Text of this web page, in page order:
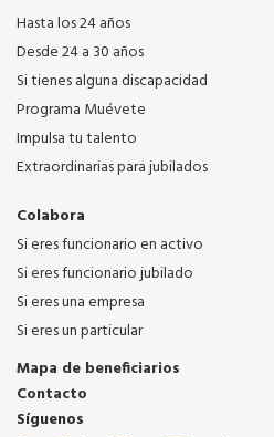
Hasta los 24 años
Desde 24 a 30 años
Si tienes alguna discapacidad
Programa Muévete
Impulsa tu talento
Extraordinarias para jubilados
Colabora
Si eres funcionario en activo
Si eres funcionario jubilado
Si eres una empresa
Si eres un particular
Mapa de beneficiarios
Contacto
Síguenos